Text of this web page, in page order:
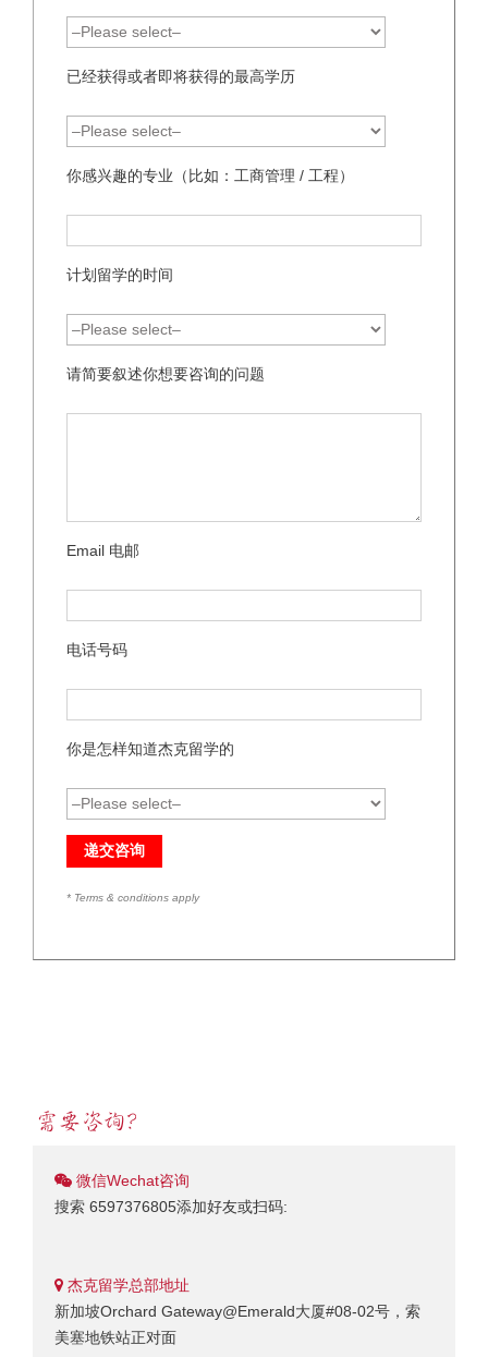
已经获得或者即将获得的最高学历
你感兴趣的专业（比如：工商管理 / 工程）
计划留学的时间
请简要叙述你想要咨询的问题
Email 电邮
电话号码
你是怎样知道杰克留学的
* Terms & conditions apply
微信Wechat咨询
搜索 6597376805添加好友或扫码:
杰克留学总部地址
新加坡Orchard Gateway@Emerald大厦#08-02号，索
美塞地铁站正对面